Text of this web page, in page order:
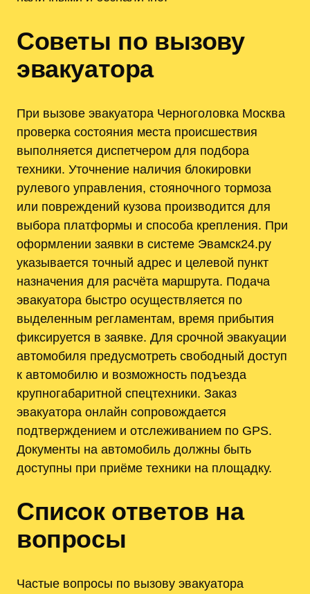
Советы по вызову
эвакуатора
При вызове эвакуатора Черноголовка Москва
проверка состояния места происшествия
выполняется диспетчером для подбора
техники. Уточнение наличия блокировки
рулевого управления, стояночного тормоза
или повреждений кузова производится для
выбора платформы и способа крепления. При
оформлении заявки в системе Эвамск24.ру
указывается точный адрес и целевой пункт
назначения для расчёта маршрута. Подача
эвакуатора быстро осуществляется по
выделенным регламентам, время прибытия
фиксируется в заявке. Для срочной эвакуации
автомобиля предусмотреть свободный доступ
к автомобилю и возможность подъезда
крупногабаритной спецтехники. Заказ
эвакуатора онлайн сопровождается
подтверждением и отслеживанием по GPS.
Документы на автомобиль должны быть
доступны при приёме техники на площадку.
Список ответов на
вопросы
Частые вопросы по вызову эвакуатора